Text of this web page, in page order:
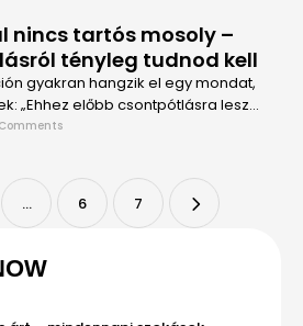
nincs tartós mosoly –
tényleg tudnod kell
gyakran hangzik el egy mondat,
„Ehhez előbb csontpótlásra lesz
Comments
… 6 7